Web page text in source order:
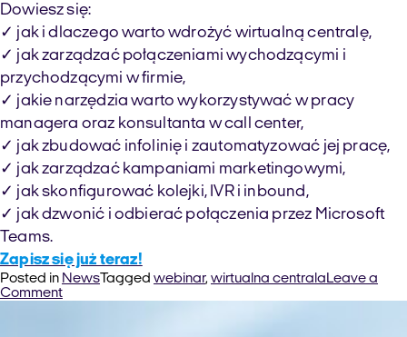
Dowiesz się:
✓ jak i dlaczego warto wdrożyć wirtualną centralę,
✓ jak zarządzać połączeniami wychodzącymi i
przychodzącymi w firmie,
✓ jakie narzędzia warto wykorzystywać w pracy
managera oraz konsultanta w call center,
✓ jak zbudować infolinię i zautomatyzować jej pracę,
✓ jak zarządzać kampaniami marketingowymi,
✓ jak skonfigurować kolejki, IVR i inbound,
✓ jak dzwonić i odbierać połączenia przez Microsoft
Teams.
Zapisz się już teraz!
Posted in NewsTagged webinar, wirtualna centralaLeave a
Commenton